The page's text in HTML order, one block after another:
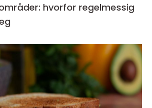
hvorfor regelmessig